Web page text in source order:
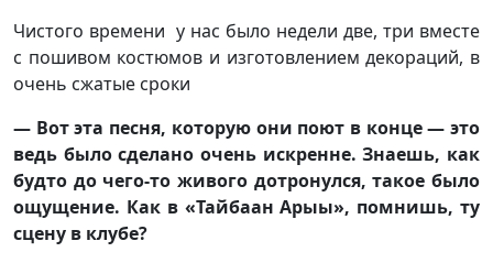
Чистого времени у нас было недели две, три вместе
с пошивом костюмов и изготовлением декораций, в
очень сжатые сроки
— Вот эта песня, которую они поют в конце — это
ведь было сделано очень искренне. Знаешь, как
будто до чего-то живого дотронулся, такое было
ощущение. Как в «Тайбаан Арыы», помнишь, ту
сцену в клубе?